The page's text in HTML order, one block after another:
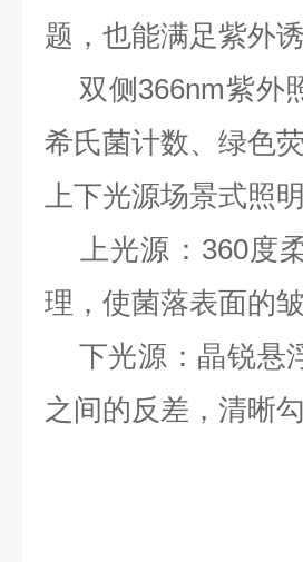
题，也能满足紫外
双侧366nm紫外
希氏菌计数、绿色
上下光源场景式照明
上光源：360度
理，使菌落表面的
下光源：晶锐悬
之间的反差，清晰